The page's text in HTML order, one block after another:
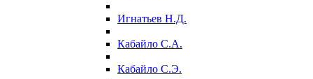
Игнатьев Н.Д.
Кабайло С.А.
Кабайло С.Э.